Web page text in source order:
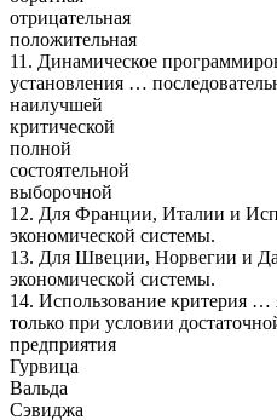
отрицательная
положительная
11. Динамическое
установления …
наилучшей
критической
полной
состоятельной
выборочной
12. Для Франции, Италии и
экономической системы.
13. Для Швеции, Норвегии и
экономической системы.
14. Использование критерия …
только при условии
предприятия
Гурвица
Вальда
Сэвиджа